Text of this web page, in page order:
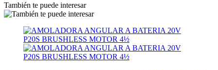
También te puede interesar